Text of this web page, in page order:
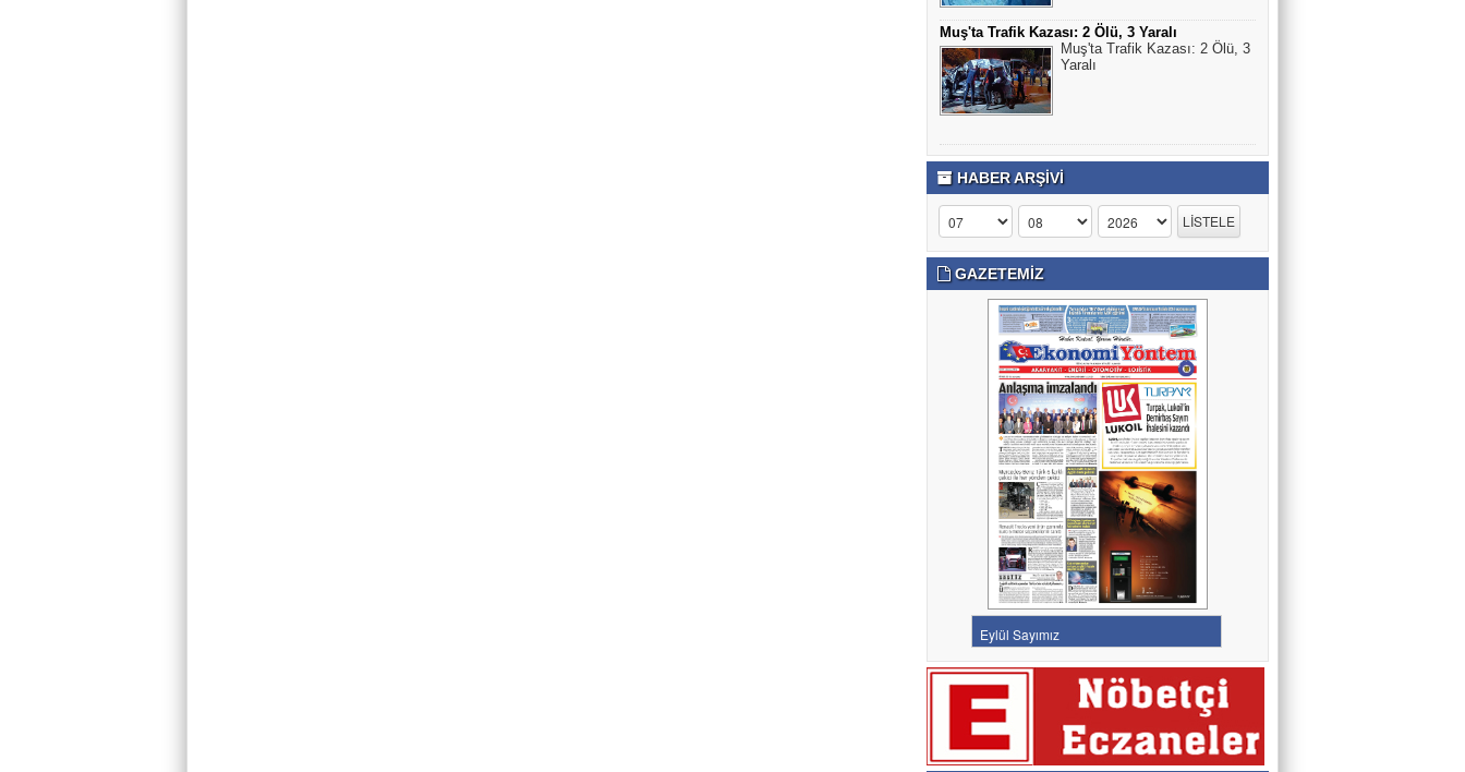
Muş'ta Trafik Kazası: 2 Ölü, 3 Yaralı
Muş'ta Trafik Kazası: 2 Ölü, 3
Yaralı
HABER ARŞİVİ
GAZETEMİZ